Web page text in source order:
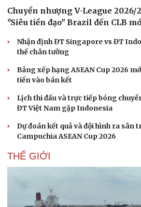
Chuyển nhượng V-League 2026/
"Siêu tiền đạo" Brazil đến CLB
Nhận định ĐT Singapore vs ĐT
thế chân tường
Bảng xếp hạng ASEAN Cup 2026
tiến vào bán kết
Lịch thi đấu và trực tiếp bóng
ĐT Việt Nam gặp Indonesia
Dự đoán kết quả và đội hình ra sân
Campuchia ASEAN Cup 2026
THẾ GIỚI